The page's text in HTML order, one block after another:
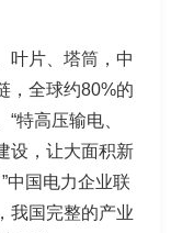
叶片、塔筒，中
，全球约80%的
特高压输电、
设，让大面积新
中国电力企业联
我国完整的产业